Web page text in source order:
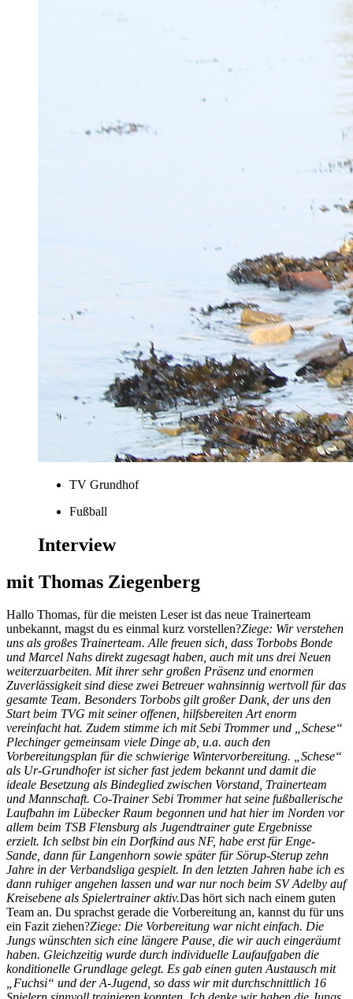
TV Grundhof
Fußball
Interview
mit Thomas Ziegenberg
Hallo Thomas, für die meisten Leser ist das neue Trainerteam
unbekannt, magst du es einmal kurz vorstellen?Ziege: Wir verstehen
uns als großes Trainerteam. Alle freuen sich, dass Torbobs Bonde
und Marcel Nahs direkt zugesagt haben, auch mit uns drei Neuen
weiterzuarbeiten. Mit ihrer sehr großen Präsenz und enormen
Zuverlässigkeit sind diese zwei Betreuer wahnsinnig wertvoll für das
gesamte Team. Besonders Torbobs gilt großer Dank, der uns den
Start beim TVG mit seiner offenen, hilfsbereiten Art enorm
vereinfacht hat. Zudem stimme ich mit Sebi Trommer und „Schese“
Plechinger gemeinsam viele Dinge ab, u.a. auch den
Vorbereitungsplan für die schwierige Wintervorbereitung. „Schese“
als Ur-Grundhofer ist sicher fast jedem bekannt und damit die
ideale Besetzung als Bindeglied zwischen Vorstand, Trainerteam
und Mannschaft. Co-Trainer Sebi Trommer hat seine fußballerische
Laufbahn im Lübecker Raum begonnen und hat hier im Norden vor
allem beim TSB Flensburg als Jugendtrainer gute Ergebnisse
erzielt. Ich selbst bin ein Dorfkind aus NF, habe erst für Enge-
Sande, dann für Langenhorn sowie später für Sörup-Sterup zehn
Jahre in der Verbandsliga gespielt. In den letzten Jahren habe ich es
dann ruhiger angehen lassen und war nur noch beim SV Adelby auf
Kreisebene als Spielertrainer aktiv.Das hört sich nach einem guten
Team an. Du sprachst gerade die Vorbereitung an, kannst du für uns
ein Fazit ziehen?Ziege: Die Vorbereitung war nicht einfach. Die
Jungs wünschten sich eine längere Pause, die wir auch eingeräumt
haben. Gleichzeitig wurde durch individuelle Laufaufgaben die
konditionelle Grundlage gelegt. Es gab einen guten Austausch mit
„Fuchsi“ und der A-Jugend, so dass wir mit durchschnittlich 16